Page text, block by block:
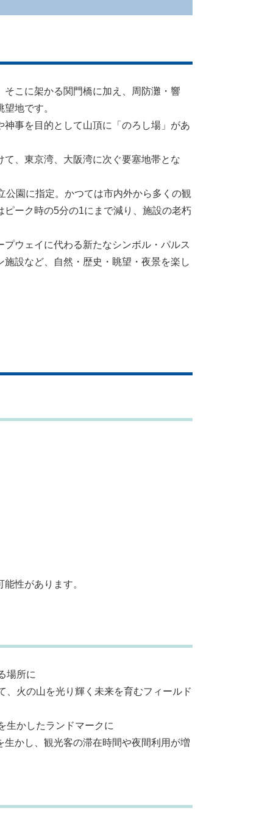
こに架かる関門橋に加え、周防灘・響
地です。
事を目的として山頂に「のろし場」があ
、東京湾、大阪湾に次ぐ要塞地帯とな
園に指定。かつては市内外から多くの観
ーク時の5分の1にまで減り、施設の老朽
ウェイに代わる新たなシンボル・パルス
設など、自然・歴史・眺望・夜景を楽し
性があります。
場所に
、火の山を光り輝く未来を育むフィールド
生かしたランドマークに
かし、観光客の滞在時間や夜間利用が増